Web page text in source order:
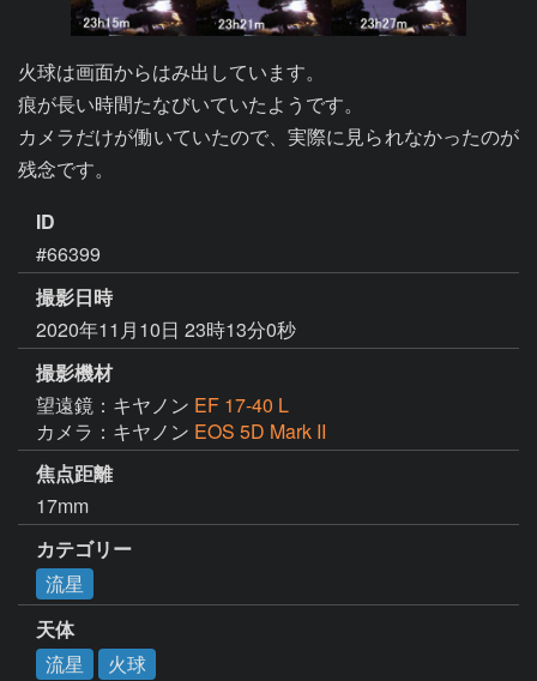
火球は画面からはみ出しています。
痕が長い時間たなびいていたようです。
カメラだけが働いていたので、実際に見られなかったのが
残念です。
ID
#66399
撮影日時
2020年11月10日 23時13分0秒
撮影機材
望遠鏡：キヤノン EF 17-40 L
カメラ：キヤノン EOS 5D Mark II
焦点距離
17mm
カテゴリー
流星
天体
流星
火球